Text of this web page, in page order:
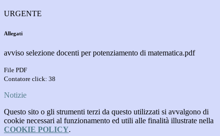
URGENTE
Allegati
avviso selezione docenti per potenziamento di matematica.pdf
File PDF
Contatore click: 38
Notizie
Questo sito o gli strumenti terzi da questo utilizzati si avvalgono di
cookie necessari al funzionamento ed utili alle finalità illustrate nella
COOKIE POLICY.